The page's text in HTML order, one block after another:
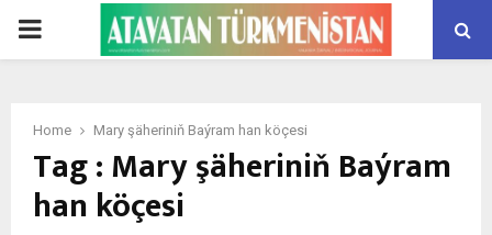
PRIMARY
Home Ma­ry şä­he­ri­niň Baý­ram han kö­çe­si­
Tag : Ma­ry şä­he­ri­niň Baý­ram
han kö­çe­si­